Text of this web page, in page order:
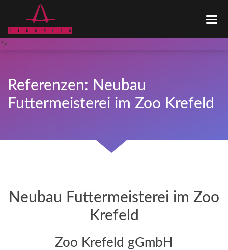
STARTSEITE
LEISTUNGSPROFIL
">
Referenzen: Neubau
Futtermeisterei im Zoo Krefeld
Neubau Futtermeisterei im Zoo
Krefeld
Zoo Krefeld gGmbH